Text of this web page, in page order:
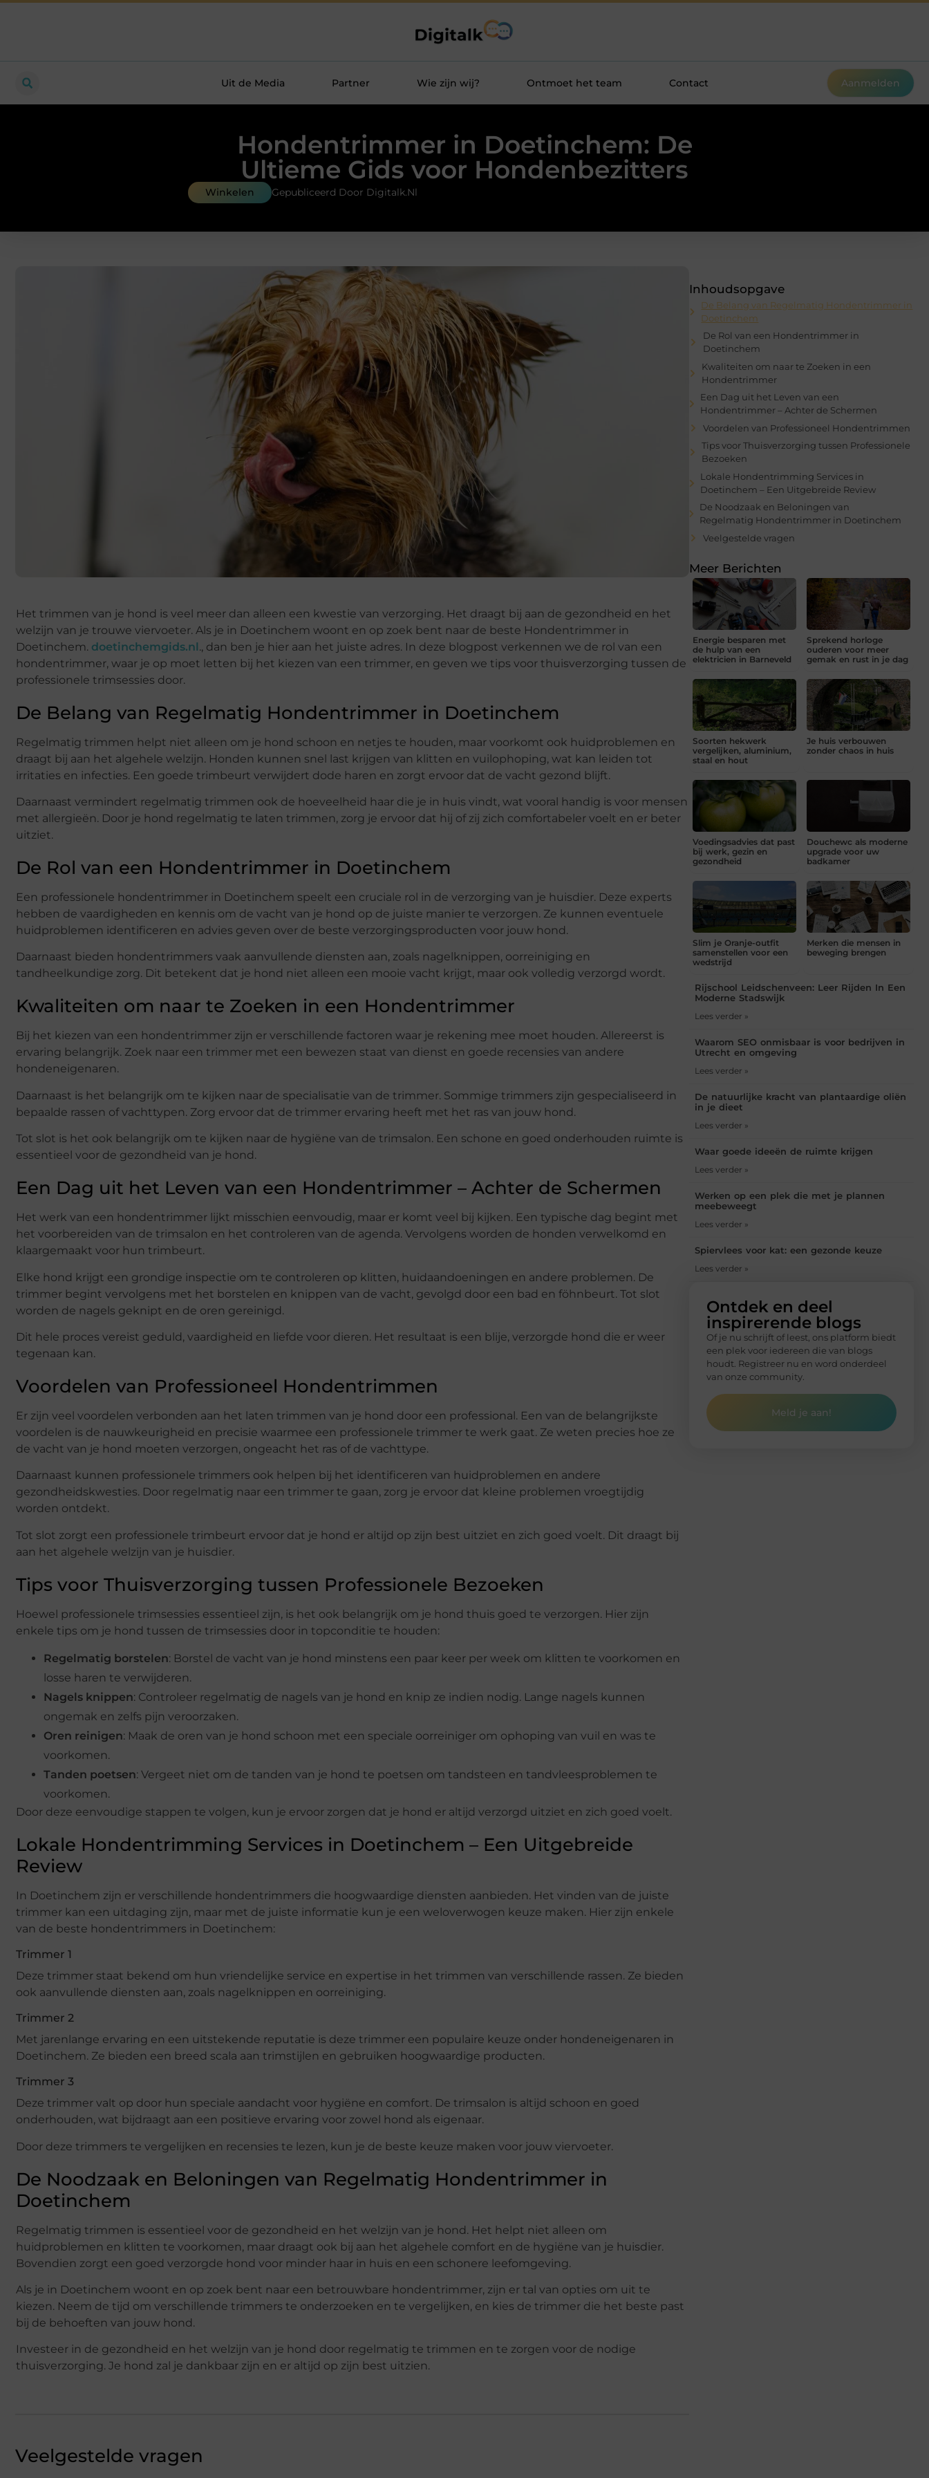
Uit de Media Partner Wie zijn wij? Ontmoet het team Contact Aanmelden
Hondentrimmer in Doetinchem: De
Ultieme Gids voor Hondenbezitters
Winkelen Gepubliceerd Door Digitalk.nl
Het trimmen van je hond is veel meer dan alleen een kwestie van verzorging. Het draagt bij aan de gezondheid en het
welzijn van je trouwe viervoeter. Als je in Doetinchem woont en op zoek bent naar de beste Hondentrimmer in
Doetinchem. doetinchemgids.nl., dan ben je hier aan het juiste adres. In deze blogpost verkennen we de rol van een
hondentrimmer, waar je op moet letten bij het kiezen van een trimmer, en geven we tips voor thuisverzorging tussen de
professionele trimsessies door.
De Belang van Regelmatig Hondentrimmer in Doetinchem
Regelmatig trimmen helpt niet alleen om je hond schoon en netjes te houden, maar voorkomt ook huidproblemen en
draagt bij aan het algehele welzijn. Honden kunnen snel last krijgen van klitten en vuilophoping, wat kan leiden tot
irritaties en infecties. Een goede trimbeurt verwijdert dode haren en zorgt ervoor dat de vacht gezond blijft.
Daarnaast vermindert regelmatig trimmen ook de hoeveelheid haar die je in huis vindt, wat vooral handig is voor mensen
met allergieën. Door je hond regelmatig te laten trimmen, zorg je ervoor dat hij of zij zich comfortabeler voelt en er beter
uitziet.
De Rol van een Hondentrimmer in Doetinchem
Een professionele hondentrimmer in Doetinchem speelt een cruciale rol in de verzorging van je huisdier. Deze experts
hebben de vaardigheden en kennis om de vacht van je hond op de juiste manier te verzorgen. Ze kunnen eventuele
huidproblemen identificeren en advies geven over de beste verzorgingsproducten voor jouw hond.
Daarnaast bieden hondentrimmers vaak aanvullende diensten aan, zoals nagelknippen, oorreiniging en
tandheelkundige zorg. Dit betekent dat je hond niet alleen een mooie vacht krijgt, maar ook volledig verzorgd wordt.
Kwaliteiten om naar te Zoeken in een Hondentrimmer
Bij het kiezen van een hondentrimmer zijn er verschillende factoren waar je rekening mee moet houden. Allereerst is
ervaring belangrijk. Zoek naar een trimmer met een bewezen staat van dienst en goede recensies van andere
hondeneigenaren.
Daarnaast is het belangrijk om te kijken naar de specialisatie van de trimmer. Sommige trimmers zijn gespecialiseerd in
bepaalde rassen of vachttypen. Zorg ervoor dat de trimmer ervaring heeft met het ras van jouw hond.
Tot slot is het ook belangrijk om te kijken naar de hygiëne van de trimsalon. Een schone en goed onderhouden ruimte is
essentieel voor de gezondheid van je hond.
Een Dag uit het Leven van een Hondentrimmer – Achter de Schermen
Het werk van een hondentrimmer lijkt misschien eenvoudig, maar er komt veel bij kijken. Een typische dag begint met
het voorbereiden van de trimsalon en het controleren van de agenda. Vervolgens worden de honden verwelkomd en
klaargemaakt voor hun trimbeurt.
Elke hond krijgt een grondige inspectie om te controleren op klitten, huidaandoeningen en andere problemen. De
trimmer begint vervolgens met het borstelen en knippen van de vacht, gevolgd door een bad en föhnbeurt. Tot slot
worden de nagels geknipt en de oren gereinigd.
Dit hele proces vereist geduld, vaardigheid en liefde voor dieren. Het resultaat is een blije, verzorgde hond die er weer
tegenaan kan.
Voordelen van Professioneel Hondentrimmen
Er zijn veel voordelen verbonden aan het laten trimmen van je hond door een professional. Een van de belangrijkste
voordelen is de nauwkeurigheid en precisie waarmee een professionele trimmer te werk gaat. Ze weten precies hoe ze
de vacht van je hond moeten verzorgen, ongeacht het ras of de vachttype.
Daarnaast kunnen professionele trimmers ook helpen bij het identificeren van huidproblemen en andere
gezondheidskwesties. Door regelmatig naar een trimmer te gaan, zorg je ervoor dat kleine problemen vroegtijdig
worden ontdekt.
Tot slot zorgt een professionele trimbeurt ervoor dat je hond er altijd op zijn best uitziet en zich goed voelt. Dit draagt bij
aan het algehele welzijn van je huisdier.
Tips voor Thuisverzorging tussen Professionele Bezoeken
Hoewel professionele trimsessies essentieel zijn, is het ook belangrijk om je hond thuis goed te verzorgen. Hier zijn
enkele tips om je hond tussen de trimsessies door in topconditie te houden:
Regelmatig borstelen: Borstel de vacht van je hond minstens een paar keer per week om klitten te voorkomen en
losse haren te verwijderen.
Nagels knippen: Controleer regelmatig de nagels van je hond en knip ze indien nodig. Lange nagels kunnen
ongemak en zelfs pijn veroorzaken.
Oren reinigen: Maak de oren van je hond schoon met een speciale oorreiniger om ophoping van vuil en was te
voorkomen.
Tanden poetsen: Vergeet niet om de tanden van je hond te poetsen om tandsteen en tandvleesproblemen te
voorkomen.
Door deze eenvoudige stappen te volgen, kun je ervoor zorgen dat je hond er altijd verzorgd uitziet en zich goed voelt.
Lokale Hondentrimming Services in Doetinchem – Een Uitgebreide
Review
In Doetinchem zijn er verschillende hondentrimmers die hoogwaardige diensten aanbieden. Het vinden van de juiste
trimmer kan een uitdaging zijn, maar met de juiste informatie kun je een weloverwogen keuze maken. Hier zijn enkele
van de beste hondentrimmers in Doetinchem:
Trimmer 1
Deze trimmer staat bekend om hun vriendelijke service en expertise in het trimmen van verschillende rassen. Ze bieden
ook aanvullende diensten aan, zoals nagelknippen en oorreiniging.
Trimmer 2
Met jarenlange ervaring en een uitstekende reputatie is deze trimmer een populaire keuze onder hondeneigenaren in
Doetinchem. Ze bieden een breed scala aan trimstijlen en gebruiken hoogwaardige producten.
Trimmer 3
Deze trimmer valt op door hun speciale aandacht voor hygiëne en comfort. De trimsalon is altijd schoon en goed
onderhouden, wat bijdraagt aan een positieve ervaring voor zowel hond als eigenaar.
Door deze trimmers te vergelijken en recensies te lezen, kun je de beste keuze maken voor jouw viervoeter.
De Noodzaak en Beloningen van Regelmatig Hondentrimmer in
Doetinchem
Regelmatig trimmen is essentieel voor de gezondheid en het welzijn van je hond. Het helpt niet alleen om
huidproblemen en klitten te voorkomen, maar draagt ook bij aan het algehele comfort en de hygiëne van je huisdier.
Bovendien zorgt een goed verzorgde hond voor minder haar in huis en een schonere leefomgeving.
Als je in Doetinchem woont en op zoek bent naar een betrouwbare hondentrimmer, zijn er tal van opties om uit te
kiezen. Neem de tijd om verschillende trimmers te onderzoeken en te vergelijken, en kies de trimmer die het beste past
bij de behoeften van jouw hond.
Investeer in de gezondheid en het welzijn van je hond door regelmatig te trimmen en te zorgen voor de nodige
thuisverzorging. Je hond zal je dankbaar zijn en er altijd op zijn best uitzien.
Veelgestelde vragen
Inhoudsopgave
De Belang van Regelmatig Hondentrimmer in
Doetinchem
De Rol van een Hondentrimmer in
Doetinchem
Kwaliteiten om naar te Zoeken in een
Hondentrimmer
Een Dag uit het Leven van een
Hondentrimmer – Achter de Schermen
Voordelen van Professioneel Hondentrimmen
Tips voor Thuisverzorging tussen Professionele
Bezoeken
Lokale Hondentrimming Services in
Doetinchem – Een Uitgebreide Review
De Noodzaak en Beloningen van
Regelmatig Hondentrimmer in Doetinchem
Veelgestelde vragen
Meer Berichten
Energie besparen met
de hulp van een
elektricien in Barneveld
Sprekend horloge
ouderen voor meer
gemak en rust in je dag
Soorten hekwerk
vergelijken, aluminium,
staal en hout
Je huis verbouwen
zonder chaos in huis
Voedingsadvies dat past
bij werk, gezin en
gezondheid
Douchewc als moderne
upgrade voor uw
badkamer
Slim je Oranje-outfit
samenstellen voor een
wedstrijd
Merken die mensen in
beweging brengen
Rijschool Leidschenveen: Leer Rijden In Een
Moderne Stadswijk
Lees verder »
Waarom SEO onmisbaar is voor bedrijven in
Utrecht en omgeving
Lees verder »
De natuurlijke kracht van plantaardige oliën
in je dieet
Lees verder »
Waar goede ideeën de ruimte krijgen
Lees verder »
Werken op een plek die met je plannen
meebeweegt
Lees verder »
Spiervlees voor kat: een gezonde keuze
Lees verder »
Ontdek en deel
inspirerende blogs
Of je nu schrijft of leest, ons platform biedt
een plek voor iedereen die van blogs
houdt. Registreer nu en word onderdeel
van onze community.
Meld je aan!